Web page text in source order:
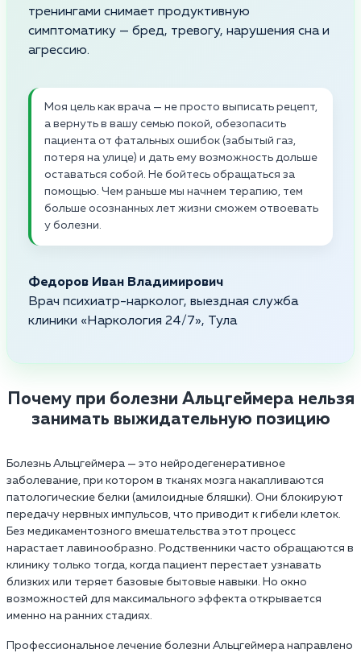
тренингами снимает продуктивную
симптоматику — бред, тревогу, нарушения сна и
агрессию.
Моя цель как врача — не просто выписать рецепт,
а вернуть в вашу семью покой, обезопасить
пациента от фатальных ошибок (забытый газ,
потеря на улице) и дать ему возможность дольше
оставаться собой. Не бойтесь обращаться за
помощью. Чем раньше мы начнем терапию, тем
больше осознанных лет жизни сможем отвоевать
у болезни.
Федоров Иван Владимирович
Врач психиатр-нарколог, выездная служба
клиники «Наркология 24/7», Тула
Почему при болезни Альцгеймера нельзя
занимать выжидательную позицию
Болезнь Альцгеймера — это нейродегенеративное
заболевание, при котором в тканях мозга накапливаются
патологические белки (амилоидные бляшки). Они блокируют
передачу нервных импульсов, что приводит к гибели клеток.
Без медикаментозного вмешательства этот процесс
нарастает лавинообразно. Родственники часто обращаются в
клинику только тогда, когда пациент перестает узнавать
близких или теряет базовые бытовые навыки. Но окно
возможностей для максимального эффекта открывается
именно на ранних стадиях.
Профессиональное лечение болезни Альцгеймера направлено